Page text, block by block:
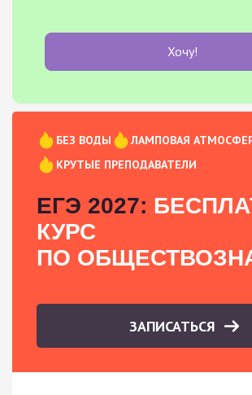
Хочу!
БЕЗ ВОДЫ
ЛАМПОВАЯ
КРУТЫЕ ПРЕПОДАВАТЕЛИ
ЕГЭ 2027:
КУРС
ПО
ЗАПИСАТЬСЯ